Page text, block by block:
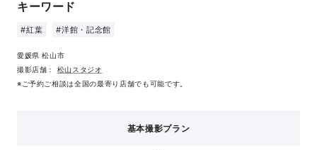
キーワード
#紅葉 #洋館・記念館
愛媛県 松山市
撮影店舗： 松山スタジオ
※ご予約ご相談は全国の最寄り店舗でも可能です。
基本撮影プラン